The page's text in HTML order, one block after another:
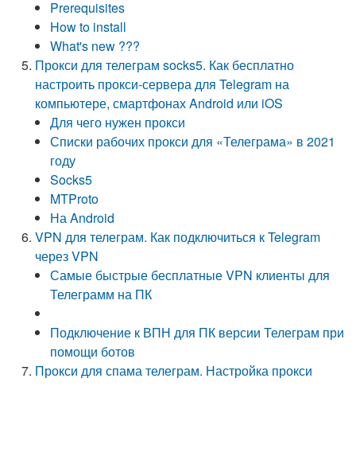
Prerequisites
How to install
What's new ???
Прокси для телеграм socks5. Как бесплатно
настроить прокси-сервера для Telegram на
компьютере, смартфонах Android или iOS
Для чего нужен прокси
Списки рабочих прокси для «Телеграма» в 2021
году
Socks5
MTProto
На Android
VPN для телеграм. Как подключиться к Telegram
через VPN
Самые быстрые бесплатные VPN клиенты для
Телеграмм на ПК
Подключение к ВПН для ПК версии Телеграм при
помощи ботов
Прокси для спама телеграм. Настройка прокси